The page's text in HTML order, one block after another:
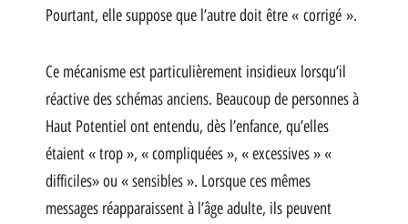
Pourtant, elle suppose que l’autre doit être « corrigé ».
Ce mécanisme est particulièrement insidieux lorsqu’il
réactive des schémas anciens. Beaucoup de personnes à
Haut Potentiel ont entendu, dès l’enfance, qu’elles
étaient « trop », « compliquées », « excessives » «
difficiles» ou « sensibles ». Lorsque ces mêmes
messages réapparaissent à l’âge adulte, ils peuvent